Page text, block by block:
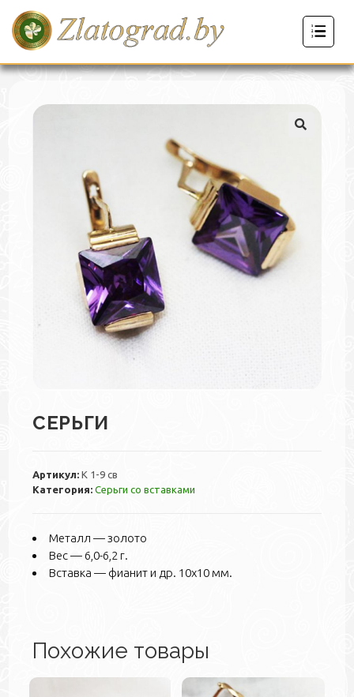
СЕРЬГИ
Артикул:К 1-9 св
Категория:Серьги со вставками
Металл — золото
Вес — 6,0-6,2 г.
Вставка — фианит и др. 10х10 мм.
Похожие товары